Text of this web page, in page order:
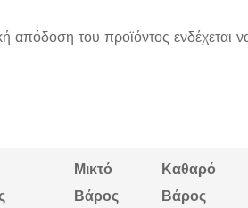
απόδοση του προϊόντος
Μικτό
Βάρος
Καθαρό
Βάρος